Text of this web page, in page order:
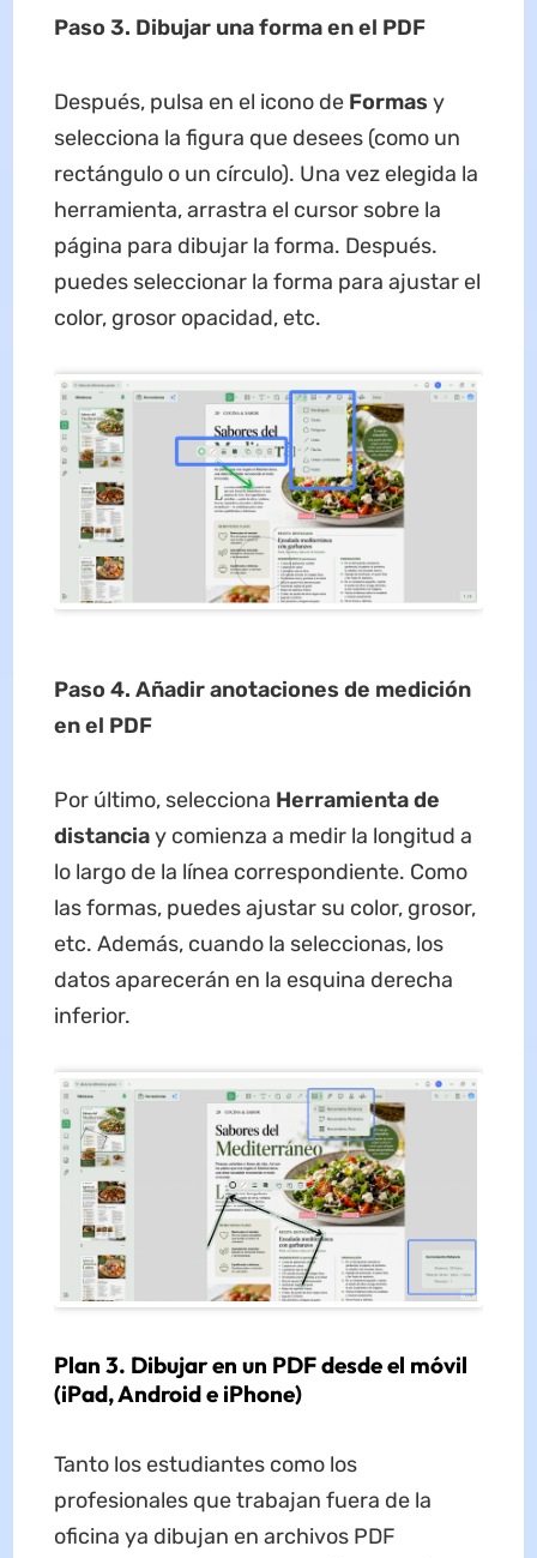
Paso 3. Dibujar una forma en el PDF
Después, pulsa en el icono de Formas y
selecciona la figura que desees (como un
rectángulo o un círculo). Una vez elegida la
herramienta, arrastra el cursor sobre la
página para dibujar la forma. Después.
puedes seleccionar la forma para ajustar el
color, grosor opacidad, etc.
Paso 4. Añadir anotaciones de medición
en el PDF
Por último, selecciona Herramienta de
distanciay comienza a medir la longitud a
lo largo de la línea correspondiente. Como
las formas, puedes ajustar su color, grosor,
etc. Además, cuando la seleccionas, los
datos aparecerán en la esquina derecha
inferior.
Plan 3. Dibujar en un PDF desde el móvil
(iPad, Android e iPhone)
Tanto los estudiantes como los
profesionales que trabajan fuera de la
oficina ya dibujan en archivos PDF